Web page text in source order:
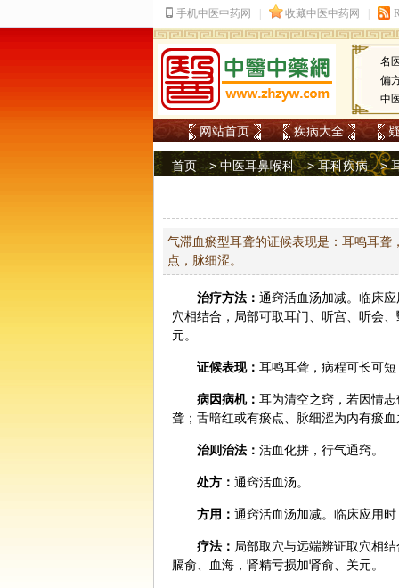
名
偏
中
网站首页 疾病大全
首页 -->中医耳鼻喉科-->耳科疾病-->
气滞血瘀型耳聋的证候表现是：耳鸣耳
点，脉细涩。
治疗方法： 通窍活血汤加减。临床
穴相结合，局部可取耳门、听宫、听会
元。
证候表现： 耳鸣耳聋，病程可长可
病因病机： 耳为清空之窍，若因情
聋；舌暗红或有瘀点、脉细涩为内有瘀
治则治法： 活血化拼，行气通窍。
处方： 通窍活血汤。
方用： 通窍活血汤加减。临床应用
疗法： 局部取穴与远端辨证取穴相
膈俞、血海，肾精亏损加肾俞、关元。